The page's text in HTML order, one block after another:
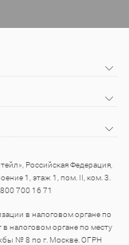
Российская Федерация,
1, этаж 1, пом. II, ком. 3.
700 16 71
в налоговом органе по
в налоговом органе по месту
№ 8 по г. Москве. ОГРН